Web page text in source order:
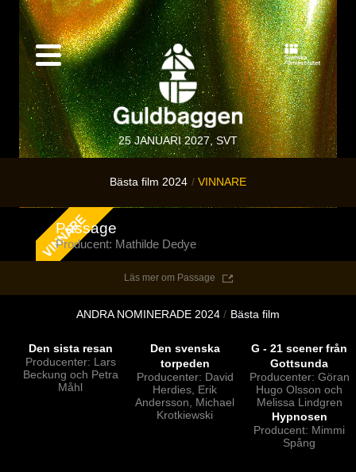
25 JANUARI 2027, SVT
Bästa film 2024 VINNARE
Passage
Producent: Mathilde Dedye
Läs mer om Passage
ANDRA NOMINERADE 2024 Bästa film
Den sista resan
Producenter: Lars
Beckung och Petra
Måhl
Den svenska
torpeden
Producenter: David
Herdies, Erik
Andersson, Michael
Krotkiewski
G - 21 scener från
Gottsunda
Producenter: Göran
Hugo Olsson och
Melissa Lindgren
Hypnosen
Producent: Mimmi
Spång